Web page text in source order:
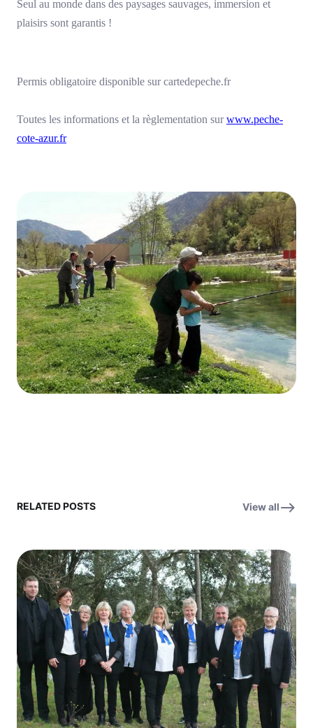
Seul au monde dans des paysages sauvages, immersion et
plaisirs sont garantis !
Permis obligatoire disponible sur cartedepeche.fr
Toutes les informations et la règlementation surwww.peche-
cote-azur.fr
RELATED POSTS View all